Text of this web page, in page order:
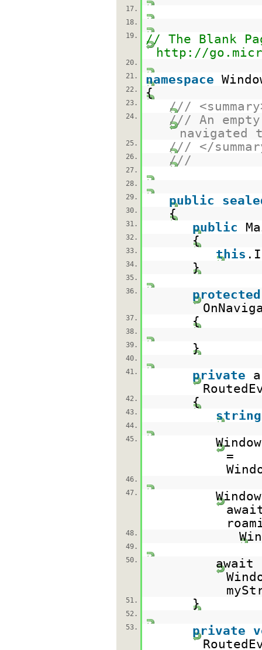
17.
18.
19.
// The Blank
http://
20.
21.
namespace
22. {
23. ///
24.
/// An
navigated
25. /// </
26. ///
27.
28.
29.
public
30. {
31. public
32. {
33. this
34. }
35.
36.
protected
37. {
38.
39.
}
40.
41.
private
42. {
43. string
44.
45.
=
46.
47.
48.
49.
50.
await
51. }
52.
53.
private